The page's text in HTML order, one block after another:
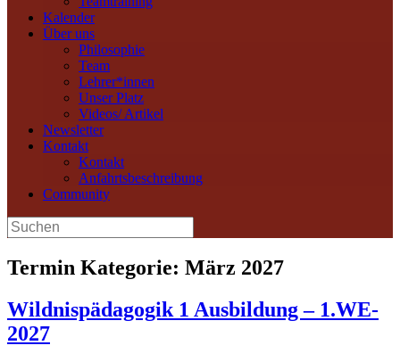
Kalender
Über uns
Philosophie
Team
Lehrer*innen
Unser Platz
Videos/ Artikel
Newsletter
Kontakt
Kontakt
Anfahrtsbeschreibung
Community
Termin Kategorie: März 2027
Wildnispädagogik 1 Ausbildung – 1.WE-
2027